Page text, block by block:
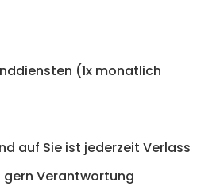
(1x monatlich
auf Sie ist jederzeit Verlass
Verantwortung